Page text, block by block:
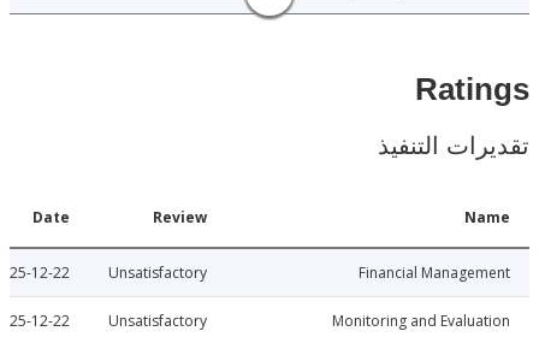
التنفيذ
Financial
Unsatisfactory
2025-12-22
Monitoring and
Unsatisfactory
2025-12-22